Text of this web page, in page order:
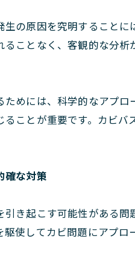
の原因を究明すること
ことなく、客観的な分
めには、科学的なアプ
ことが重要です。カビ
確な対策
き起こす可能性がある
駆使してカビ問題にアプ